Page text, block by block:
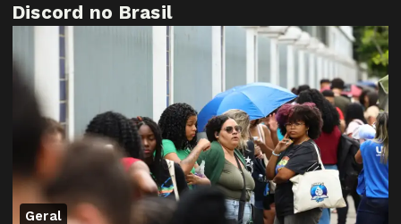
Discord no Brasil
Geral